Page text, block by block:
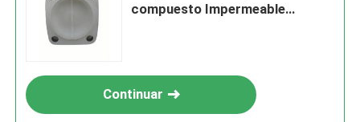
compuesto Impermeable
Continuar